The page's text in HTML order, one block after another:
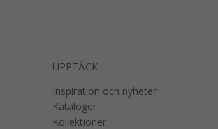
UPPTÄCK
Inspiration och nyheter
Kataloger
Kollektioner